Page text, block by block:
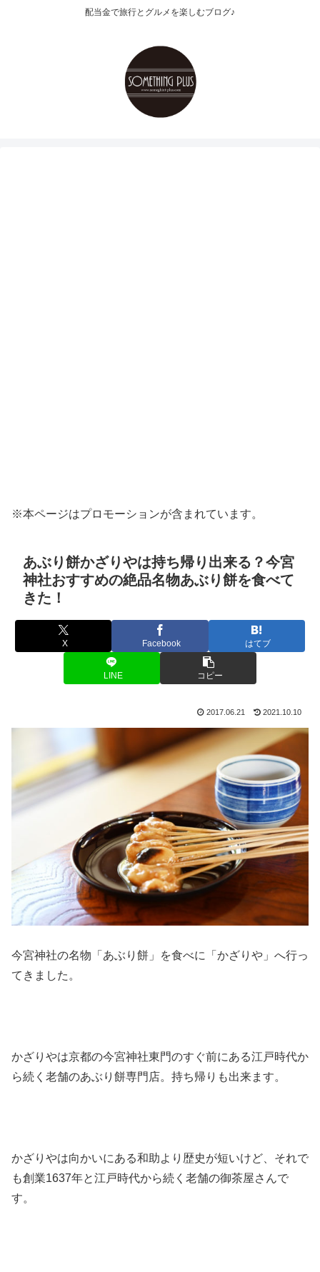
配当金で旅行とグルメを楽しむブログ♪
※本ページはプロモーションが含まれています。
あぶり餅かざりやは持ち帰り出来る？今宮
神社おすすめの絶品名物あぶり餅を食べて
きた！
X Facebook はてブ
LINE コピー
2017.06.21 2021.10.10
今宮神社の名物「あぶり餅」を食べに「かざりや」へ行っ
てきました。
かざりやは京都の今宮神社東門のすぐ前にある江戸時代か
ら続く老舗のあぶり餅専門店。持ち帰りも出来ます。
かざりやは向かいにある和助より歴史が短いけど、それで
も創業1637年と江戸時代から続く老舗の御茶屋さんで
す。